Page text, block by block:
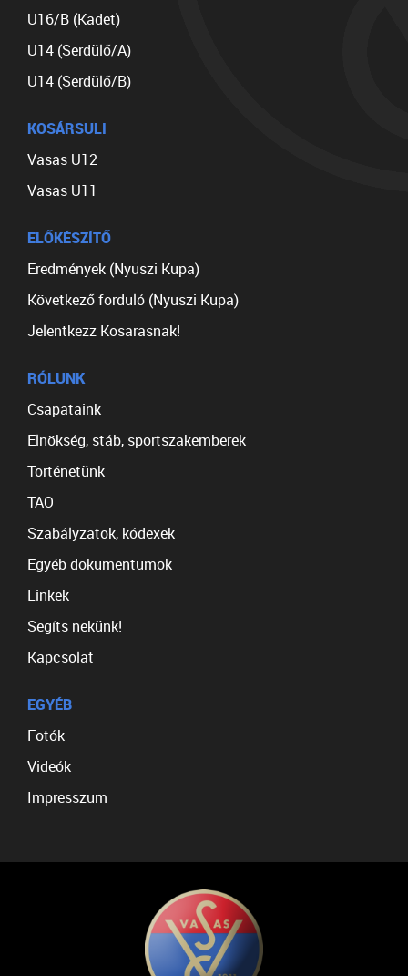
U16/B (Kadet)
U14 (Serdülő/A)
U14 (Serdülő/B)
KOSÁRSULI
Vasas U12
Vasas U11
ELŐKÉSZÍTŐ
Eredmények (Nyuszi Kupa)
Következő forduló (Nyuszi Kupa)
Jelentkezz Kosarasnak!
RÓLUNK
Csapataink
Elnökség, stáb, sportszakemberek
Történetünk
TAO
Szabályzatok, kódexek
Egyéb dokumentumok
Linkek
Segíts nekünk!
Kapcsolat
EGYÉB
Fotók
Videók
Impresszum